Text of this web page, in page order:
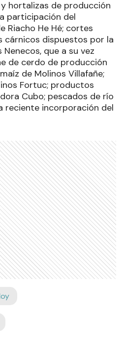
hortalizas de producción
participación del
Riacho He Hé; cortes
cárnicos dispuestos por la
que a su vez
de cerdo de producción
de Molinos Villafañe;
Fortuc; productos
Cubo; pescados de río
reciente incorporación del